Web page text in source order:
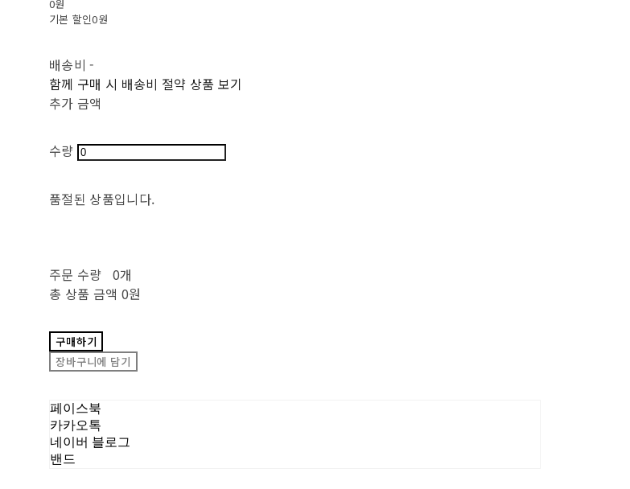
0원
기본 할인0원
배송비-
함께 구매 시 배송비 절약 상품 보기
추가 금액
수량
품절된 상품입니다.
주문 수량
0개
총 상품 금액 0원
구매하기
장바구니에 담기
페이스북
카카오톡
네이버 블로그
밴드